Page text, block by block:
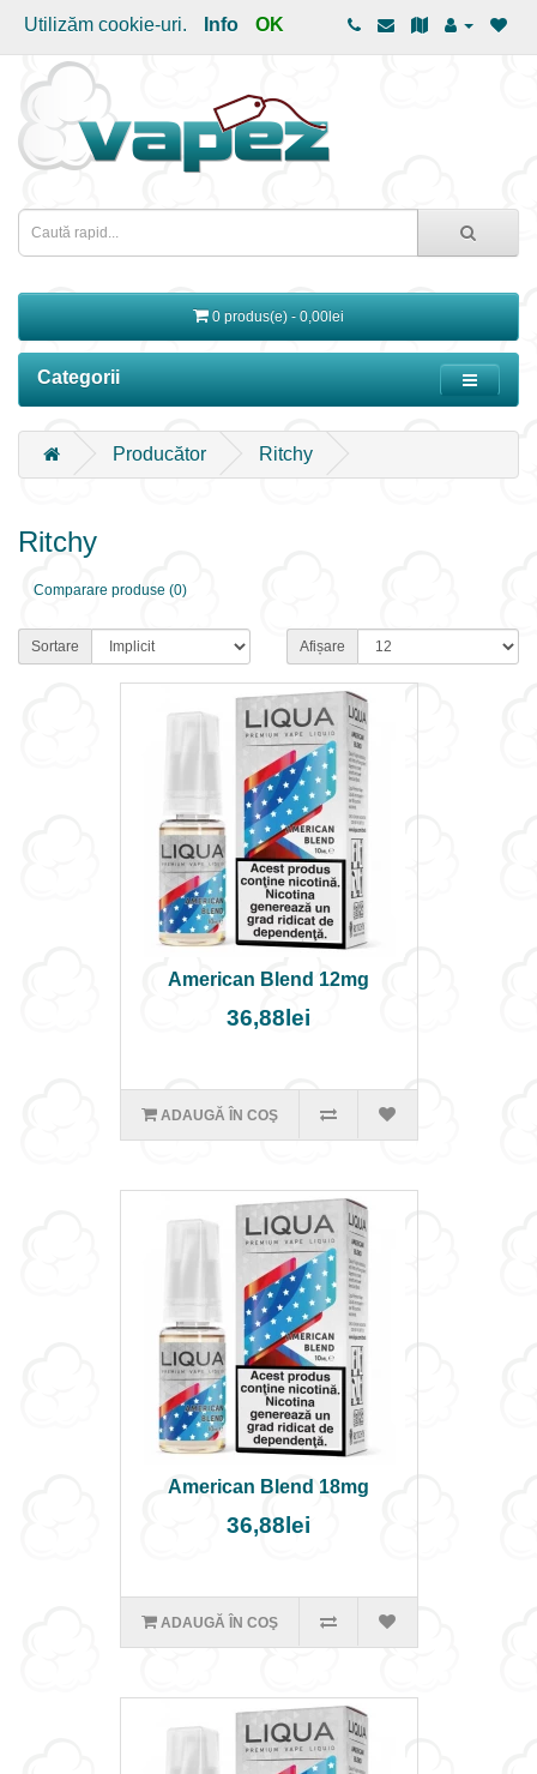
Utilizăm cookie-uri. Info OK
0 produs(e) - 0,00lei
Categorii
Producător Ritchy
Ritchy
Comparare produse (0)
Sortare Afișare
American Blend 12mg
36,88lei
ADAUGĂ ÎN COŞ
American Blend 18mg
36,88lei
ADAUGĂ ÎN COŞ